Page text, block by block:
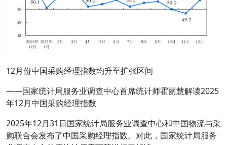
12月份中国采购经理指数均升至扩张区间
——国家统计局服务业调查中心首席统计师霍丽慧解读2025
年12月中国采购经理指数
2025年12月31日国家统计局服务业调查中心和中国物流与采
购联合会发布了中国采购经理指数。对此，国家统计局服务